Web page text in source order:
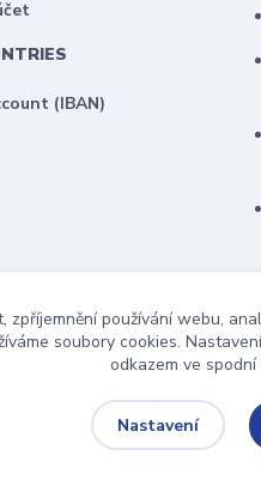
(IBAN)
zpříjemnění používání webu,
soubory cookies.
odkazem ve
Nastavení